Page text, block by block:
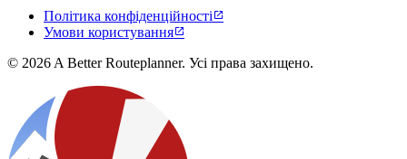
Політика конфіденційності
Умови користування
© 2026 A Better Routeplanner. Усі права захищено.